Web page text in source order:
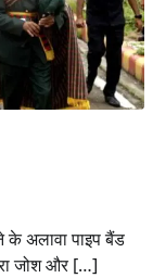
के अलावा पाइप बैंड
जोश और […]